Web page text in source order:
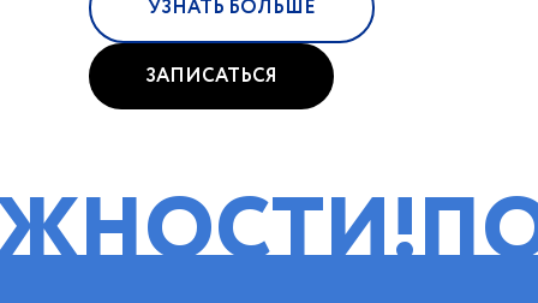
УЗНАТЬ БОЛЬШЕ
ЗАПИСАТЬСЯ